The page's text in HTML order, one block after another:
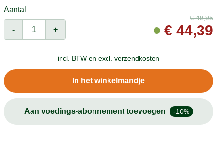
Aantal
- +
€49,95
€ 44,39
incl. BTW en excl. verzendkosten
In het winkelmandje
Aan voedings-abonnement toevoegen -10%